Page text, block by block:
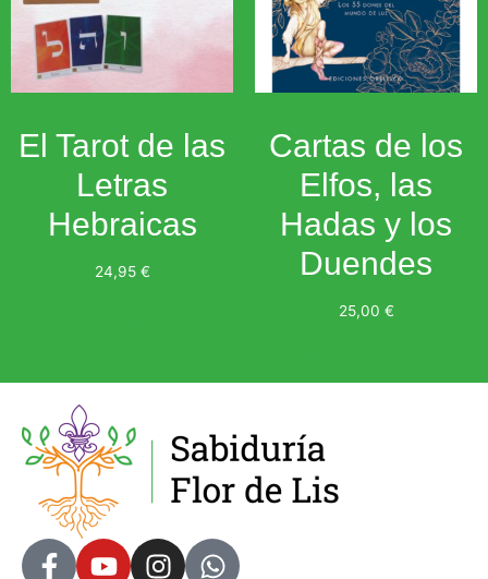
El Tarot de las
Letras
Hebraicas
24,95 €
Cartas de los
Elfos, las
Hadas y los
Duendes
25,00 €